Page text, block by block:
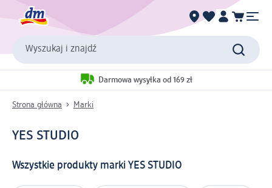
Wyszukaj i znajdź
Darmowa wysyłka od 169 zł
Strona główna Marki
YES STUDIO
Wszystkie produkty marki YES STUDIO